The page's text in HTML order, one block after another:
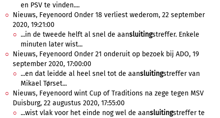
en PSV te vinden....
Nieuws, Feyenoord Onder 18 verliest wederom, 22 september
2020, 19:21:00
...in de tweede helft al snel de aansluitingstreffer. Enkele
minuten later wist...
Nieuws, Feyenoord Onder 21 onderuit op bezoek bij ADO, 19
september 2020, 17:00:00
...en dat leidde al heel snel tot de aansluitingstreffer van
Mikael Tørset...
Nieuws, Feyenoord wint Cup of Traditions na zege tegen MSV
Duisburg, 22 augustus 2020, 17:55:00
...wist vlak voor het einde nog wel de aansluitingstreffer te